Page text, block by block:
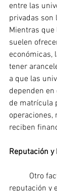
entre las
privadas son
Mientras que
suelen
económicas,
tener
a que las
dependen
de matrícula
operaciones,
reciben
Reputación
reputación y